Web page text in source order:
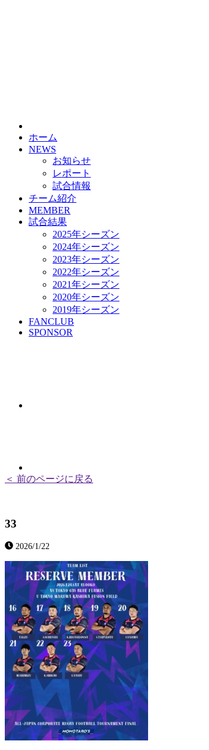
ホーム
NEWS
お知らせ
レポート
試合情報
チーム紹介
MEMBER
試合結果
2025年シーズン
2024年シーズン
2023年シーズン
2022年シーズン
2021年シーズン
2020年シーズン
2019年シーズン
FANCLUB
SPONSOR
＜ 前のページに戻る
33
2026/1/22